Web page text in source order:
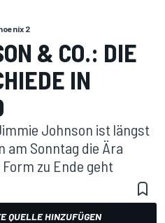
2
& CO.: DIE
IN
Johnson ist längst
am Sonntag die Ära
Form zu Ende geht
QUELLE HINZUFÜGEN